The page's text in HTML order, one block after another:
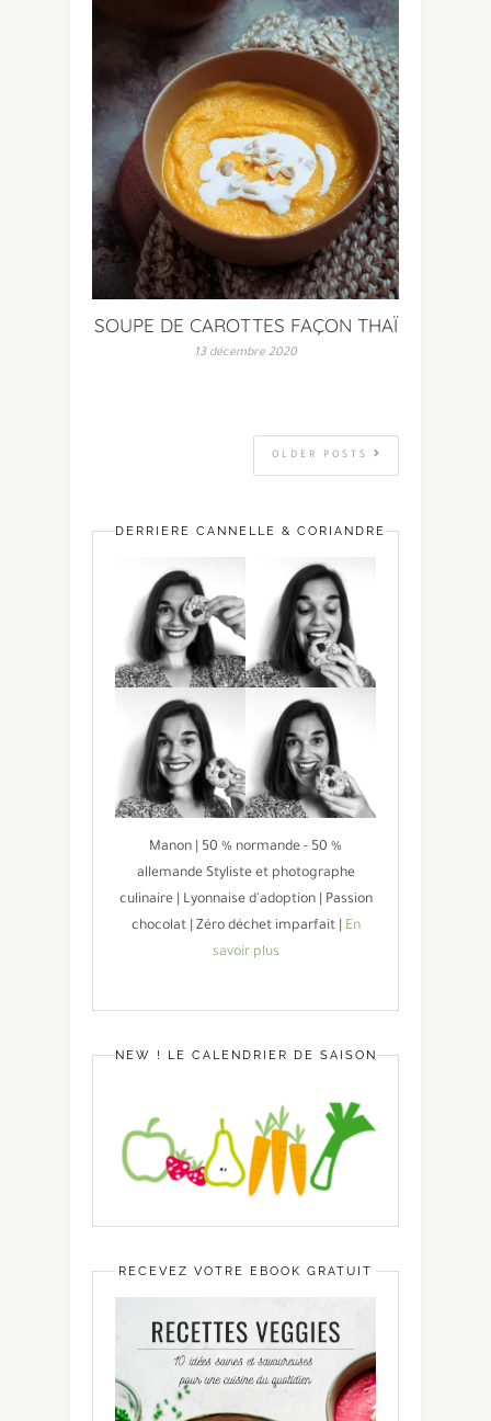
SOUPE DE CAROTTES FAÇON THAÏ
13 décembre 2020
OLDER POSTS
DERRIÈRE CANNELLE & CORIANDRE
Manon | 50 % normande - 50 %
allemande Styliste et photographe
culinaire | Lyonnaise d'adoption | Passion
chocolat | Zéro déchet imparfait |
En
savoir plus
NEW ! LE CALENDRIER DE SAISON
RECEVEZ VOTRE EBOOK GRATUIT